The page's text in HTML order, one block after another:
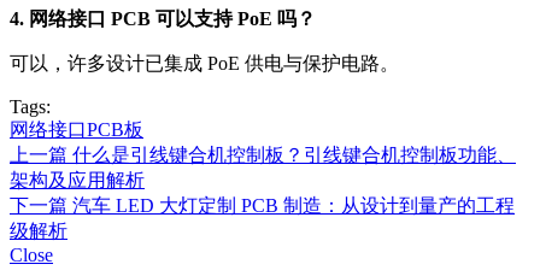
4. 网络接口 PCB 可以支持 PoE 吗？
可以，许多设计已集成 PoE 供电与保护电路。
Tags:
网络接口PCB板
上一篇 什么是引线键合机控制板？引线键合机控制板功能、
架构及应用解析
下一篇 汽车 LED 大灯定制 PCB 制造：从设计到量产的工程
级解析
Close